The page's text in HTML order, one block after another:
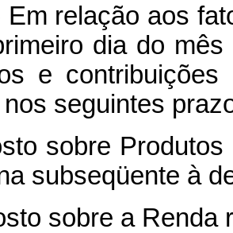
Em relação aos
dia do
e
seguintes
sobre
subseqüente à
sobre a Renda